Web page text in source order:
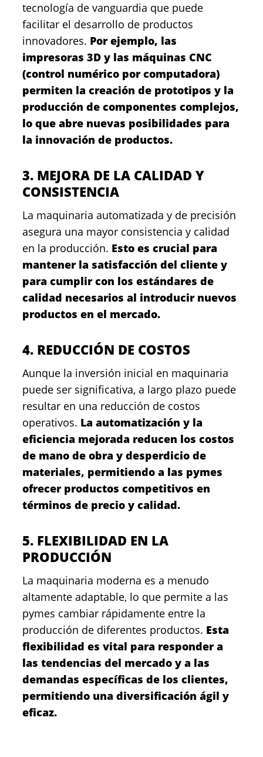
tecnología de vanguardia que puede
facilitar el desarrollo de productos
innovadores. Por ejemplo, las
impresoras 3D y las máquinas CNC
(control numérico por computadora)
permiten la creación de prototipos y la
producción de componentes complejos,
lo que abre nuevas posibilidades para
la innovación de productos.
3. MEJORA DE LA CALIDAD Y
CONSISTENCIA
La maquinaria automatizada y de precisión
asegura una mayor consistencia y calidad
en la producción. Esto es crucial para
mantener la satisfacción del cliente y
para cumplir con los estándares de
calidad necesarios al introducir nuevos
productos en el mercado.
4. REDUCCIÓN DE COSTOS
Aunque la inversión inicial en maquinaria
puede ser significativa, a largo plazo puede
resultar en una reducción de costos
operativos. La automatización y la
eficiencia mejorada reducen los costos
de mano de obra y desperdicio de
materiales, permitiendo a las pymes
ofrecer productos competitivos en
términos de precio y calidad.
5. FLEXIBILIDAD EN LA
PRODUCCIÓN
La maquinaria moderna es a menudo
altamente adaptable, lo que permite a las
pymes cambiar rápidamente entre la
producción de diferentes productos. Esta
flexibilidad es vital para responder a
las tendencias del mercado y a las
demandas específicas de los clientes,
permitiendo una diversificación ágil y
eficaz.